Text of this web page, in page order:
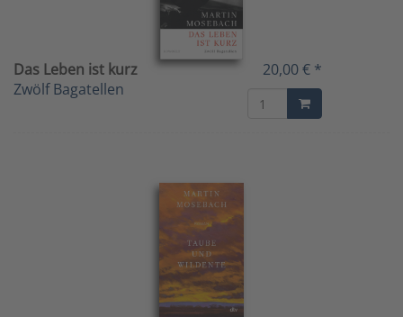
Das Leben ist kurz
Zwölf Bagatellen
20,00 € *